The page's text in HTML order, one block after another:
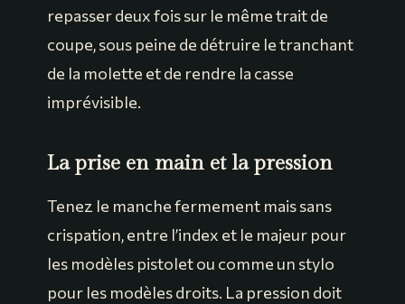
repasser deux fois sur le même trait de
coupe, sous peine de détruire le tranchant
de la molette et de rendre la casse
imprévisible.
La prise en main et la pression
Tenez le manche fermement mais sans
crispation, entre l’index et le majeur pour
les modèles pistolet ou comme un stylo
pour les modèles droits. La pression doit